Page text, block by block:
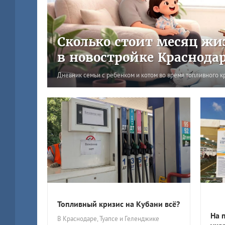
Сколько стоит месяц
в новостройке
Дневник семьи с ребенком и котом во время топливного
Топливный кризис на Кубани всё?
В Краснодаре, Туапсе и Геленджике
На